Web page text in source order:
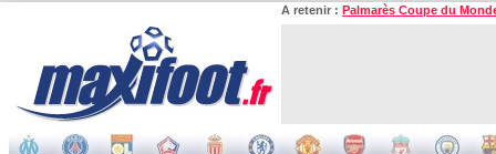
A retenir : Palmarès Coupe du